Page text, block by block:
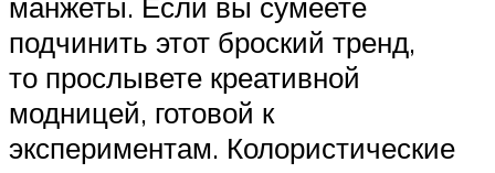
подчинить этот броский тренд,
то прослывете креативной
модницей, готовой к
экспериментам. Колористические